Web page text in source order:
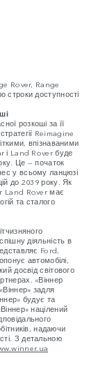
Rover, Range
доступності
розкоші за її
Reimagine
впізнаваними
і Land Rover буде
Це — початок
у всьому ланцюзі
до 2039 року. Як
Land Rover має
та сталого
діяльність в
Ford,
автомобілі,
досвід світового
«Віннер
задля
будує та
націлений
надаючи
З детальною